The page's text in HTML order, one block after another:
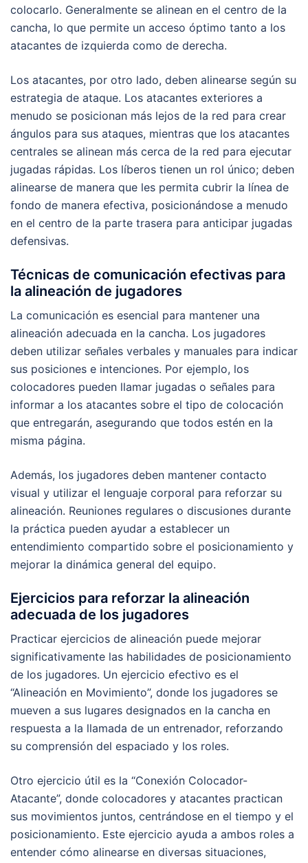
colocarlo. Generalmente se alinean en el centro de la
cancha, lo que permite un acceso óptimo tanto a los
atacantes de izquierda como de derecha.
Los atacantes, por otro lado, deben alinearse según su
estrategia de ataque. Los atacantes exteriores a
menudo se posicionan más lejos de la red para crear
ángulos para sus ataques, mientras que los atacantes
centrales se alinean más cerca de la red para ejecutar
jugadas rápidas. Los líberos tienen un rol único; deben
alinearse de manera que les permita cubrir la línea de
fondo de manera efectiva, posicionándose a menudo
en el centro de la parte trasera para anticipar jugadas
defensivas.
Técnicas de comunicación efectivas para
la alineación de jugadores
La comunicación es esencial para mantener una
alineación adecuada en la cancha. Los jugadores
deben utilizar señales verbales y manuales para indicar
sus posiciones e intenciones. Por ejemplo, los
colocadores pueden llamar jugadas o señales para
informar a los atacantes sobre el tipo de colocación
que entregarán, asegurando que todos estén en la
misma página.
Además, los jugadores deben mantener contacto
visual y utilizar el lenguaje corporal para reforzar su
alineación. Reuniones regulares o discusiones durante
la práctica pueden ayudar a establecer un
entendimiento compartido sobre el posicionamiento y
mejorar la dinámica general del equipo.
Ejercicios para reforzar la alineación
adecuada de los jugadores
Practicar ejercicios de alineación puede mejorar
significativamente las habilidades de posicionamiento
de los jugadores. Un ejercicio efectivo es el
“Alineación en Movimiento”, donde los jugadores se
mueven a sus lugares designados en la cancha en
respuesta a la llamada de un entrenador, reforzando
su comprensión del espaciado y los roles.
Otro ejercicio útil es la “Conexión Colocador-
Atacante”, donde colocadores y atacantes practican
sus movimientos juntos, centrándose en el tiempo y el
posicionamiento. Este ejercicio ayuda a ambos roles a
entender cómo alinearse en diversas situaciones,